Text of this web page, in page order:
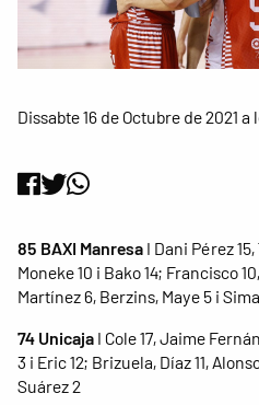
Dissabte 16 de Octubre de 2021 a
85 BAXI Manresa I Dani Pérez
Moneke 10 i Bako 14; Francisco
Martínez 6, Berzins, Maye 5 i Sima
74 Unicaja I Cole 17, Jaime
3 i Eric 12; Brizuela, Díaz 11,
Suárez 2